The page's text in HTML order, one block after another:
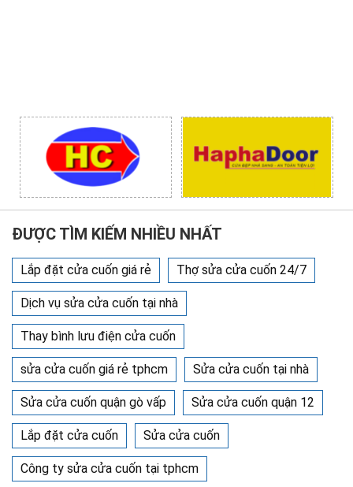
ĐƯỢC TÌM KIẾM NHIỀU NHẤT
Lắp đặt cửa cuốn giá rẻ Thợ sửa cửa cuốn 24/7
Dịch vụ sửa cửa cuốn tại nhà
Thay bình lưu điện cửa cuốn
sửa cửa cuốn giá rẻ tphcm Sửa cửa cuốn tại nhà
Sửa cửa cuốn quận gò vấp Sửa cửa cuốn quận 12
Lắp đặt cửa cuốn Sửa cửa cuốn
Công ty sửa cửa cuốn tại tphcm